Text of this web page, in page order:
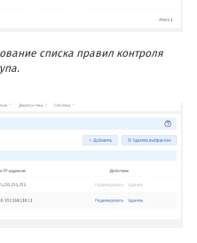
списка правил контроля